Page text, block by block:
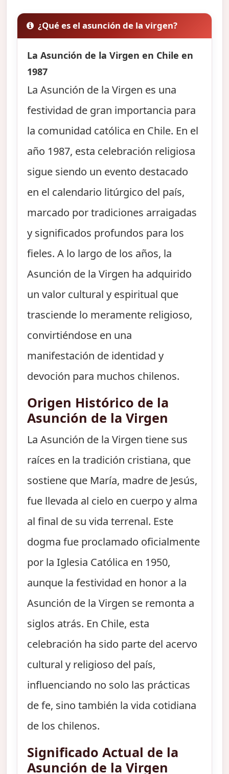
¿Qué es el asunción de la virgen?
La Asunción de la Virgen en Chile en
1987
La Asunción de la Virgen es una
festividad de gran importancia para
la comunidad católica en Chile. En el
año 1987, esta celebración religiosa
sigue siendo un evento destacado
en el calendario litúrgico del país,
marcado por tradiciones arraigadas
y significados profundos para los
fieles. A lo largo de los años, la
Asunción de la Virgen ha adquirido
un valor cultural y espiritual que
trasciende lo meramente religioso,
convirtiéndose en una
manifestación de identidad y
devoción para muchos chilenos.
Origen Histórico de la
Asunción de la Virgen
La Asunción de la Virgen tiene sus
raíces en la tradición cristiana, que
sostiene que María, madre de Jesús,
fue llevada al cielo en cuerpo y alma
al final de su vida terrenal. Este
dogma fue proclamado oficialmente
por la Iglesia Católica en 1950,
aunque la festividad en honor a la
Asunción de la Virgen se remonta a
siglos atrás. En Chile, esta
celebración ha sido parte del acervo
cultural y religioso del país,
influenciando no solo las prácticas
de fe, sino también la vida cotidiana
de los chilenos.
Significado Actual de la
Asunción de la Virgen